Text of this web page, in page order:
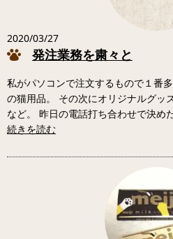
2020/03/27
発注業務を粛々と
私がパソコンで注文するもので１番
の猫用品。 その次にオリジナルグッ
など。 昨日の電話打ち合わせで決め
続きを読む